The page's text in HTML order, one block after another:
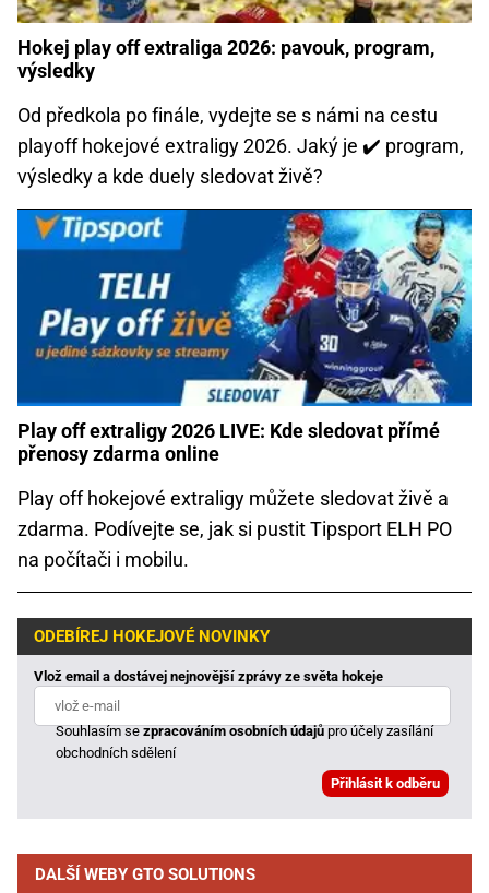
Hokej play off extraliga 2026: pavouk, program,
výsledky
Od předkola po finále, vydejte se s námi na cestu
playoff hokejové extraligy 2026. Jaký je ✔️ program,
výsledky a kde duely sledovat živě?
Play off extraligy 2026 LIVE: Kde sledovat přímé
přenosy zdarma online
Play off hokejové extraligy můžete sledovat živě a
zdarma. Podívejte se, jak si pustit Tipsport ELH PO
na počítači i mobilu.
ODEBÍREJ HOKEJOVÉ NOVINKY
Vlož email a dostávej nejnovější zprávy ze světa hokeje
Souhlasím sezpracováním osobních údajůpro účely zasílání
obchodních sdělení
DALŠÍ WEBY GTO SOLUTIONS